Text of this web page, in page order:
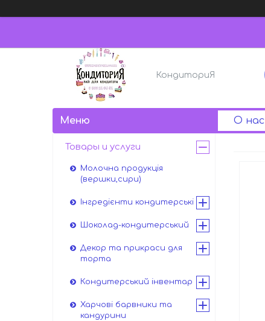
КондиториЯ
О нас
Товары и услуги
Молочна продукція
(вершки,сири)
Інгредієнти кондитерські
Шоколад-кондитерський
Декор та прикраси для
торта
Кондитерський інвентар
Харчові барвники та
кандурини